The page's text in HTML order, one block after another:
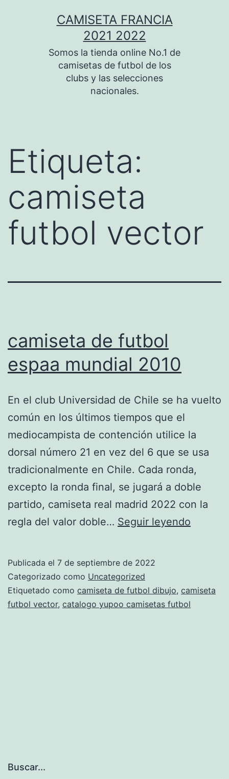
CAMISETA FRANCIA
2021 2022
Somos la tienda online No.1 de
camisetas de futbol de los
clubs y las selecciones
nacionales.
Etiqueta:
camiseta
futbol vector
camiseta de futbol
espaa mundial 2010
En el club Universidad de Chile se ha vuelto
común en los últimos tiempos que el
mediocampista de contención utilice la
dorsal número 21 en vez del 6 que se usa
tradicionalmente en Chile. Cada ronda,
excepto la ronda final, se jugará a doble
partido, camiseta real madrid 2022 con la
regla del valor doble… Seguir leyendo
mundial
2010
Publicada el 7 de septiembre de 2022
Categorizado como Uncategorized
Etiquetado como camiseta de futbol dibujo, camiseta
futbol vector, catalogo yupoo camisetas futbol
Buscar...